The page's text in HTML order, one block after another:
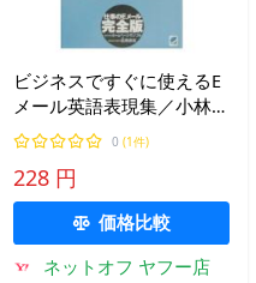
ビジネスですぐに使えるE
メール英語表現集／小林知
子
0 (1件)
228 円
価格比較
ネットオフ ヤフー店